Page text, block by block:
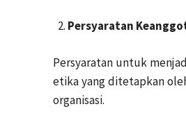
Persyaratan
Persyaratan untuk
etika yang ditetapkan
organisasi.